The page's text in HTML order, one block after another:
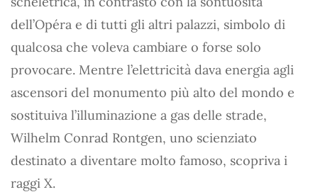
dell’Opéra e di tutti gli altri palazzi, simbolo di
qualcosa che voleva cambiare o forse solo
provocare. Mentre l’elettricità dava energia agli
ascensori del monumento più alto del mondo e
sostituiva l’illuminazione a gas delle strade,
Wilhelm Conrad Rontgen, uno scienziato
destinato a diventare molto famoso, scopriva i
raggi X.